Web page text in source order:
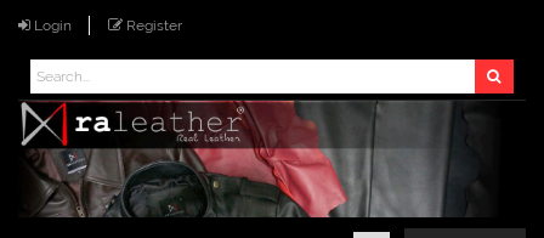
Login Register